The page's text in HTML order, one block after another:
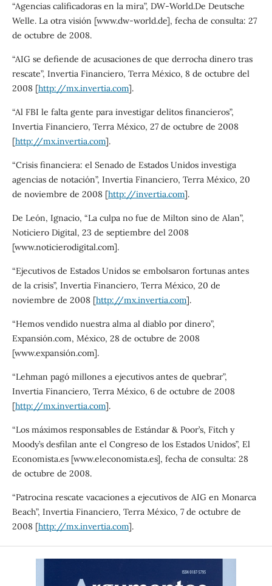
“Agencias calificadoras en la mira”, DW-World.De Deutsche
Welle. La otra visión [www.dw-world.de], fecha de consulta: 27
de octubre de 2008.
“AIG se defiende de acusaciones de que derrocha dinero tras
rescate”, Invertia Financiero, Terra México, 8 de octubre del
2008 [http://mx.invertia.com].
“Al FBI le falta gente para investigar delitos financieros”,
Invertia Financiero, Terra México, 27 de octubre de 2008
[http://mx.invertia.com].
“Crisis financiera: el Senado de Estados Unidos investiga
agencias de notación”, Invertia Financiero, Terra México, 20
de noviembre de 2008 [http://invertia.com].
De León, Ignacio, “La culpa no fue de Milton sino de Alan”,
Noticiero Digital, 23 de septiembre del 2008
[www.noticierodigital.com].
“Ejecutivos de Estados Unidos se embolsaron fortunas antes
de la crisis”, Invertia Financiero, Terra México, 20 de
noviembre de 2008 [http://mx.invertia.com].
“Hemos vendido nuestra alma al diablo por dinero”,
Expansión.com, México, 28 de octubre de 2008
[www.expansión.com].
“Lehman pagó millones a ejecutivos antes de quebrar”,
Invertia Financiero, Terra México, 6 de octubre de 2008
[http://mx.invertia.com].
“Los máximos responsables de Estándar & Poor’s, Fitch y
Moody’s desfilan ante el Congreso de los Estados Unidos”, El
Economista.es [www.eleconomista.es], fecha de consulta: 28
de octubre de 2008.
“Patrocina rescate vacaciones a ejecutivos de AIG en Monarca
Beach”, Invertia Financiero, Terra México, 7 de octubre de
2008 [http://mx.invertia.com].